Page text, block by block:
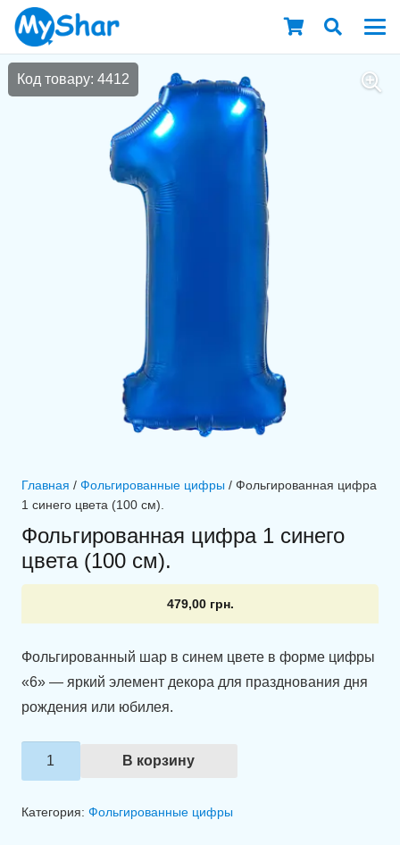
Код товару: 4412
Главная / Фольгированные цифры / Фольгированная цифра
1 синего цвета (100 см).
Фольгированная цифра 1 синего
цвета (100 см).
479,00 грн.
Фольгированный шар в синем цвете в форме цифры
«6» — яркий элемент декора для празднования дня
рождения или юбилея.
Количество
товара
В корзину
Категория: Фольгированные цифры